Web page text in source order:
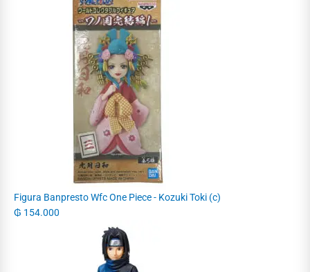
Figura Banpresto Wfc One Piece - Kozuki Toki (c)
₲ 154.000